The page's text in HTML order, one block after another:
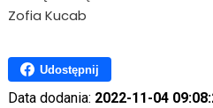
Zofia Kucab
Udostępnij
Data dodania: 2022-11-04